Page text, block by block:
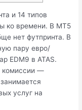
и 14 типов
ко времени. В MT5
нет футпринта. В
пару евро/
EDM9 в ATAS.
комиссии —
услуг на